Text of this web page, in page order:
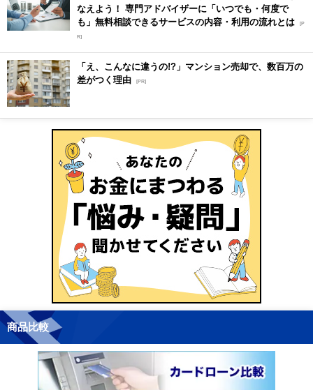
なえよう！ 専門アドバイザーに「いつでも・何度で
も」無料相談できるサービスの内容・利用の流れとは [P
R]
「え、こんなに違うの!?」マンション売却で、数百万の
差がつく理由 [PR]
商品比較